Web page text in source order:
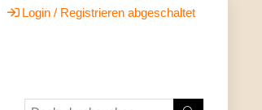
Login / Registrieren abgeschaltet